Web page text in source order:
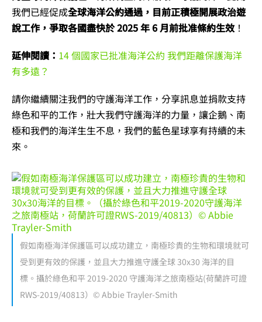
我們已經促成全球海洋公約通過，目前正積極開展政治遊
說工作，爭取各國盡快於 2025 年 6 月前批准條約生效 ！
延伸閱讀： 14 個國家已批准海洋公約 我們距離保護海洋
有多遠？
請你繼續關注我們的守護海洋工作，分享訊息並捐款支持
綠色和平的工作，壯大我們守護海洋的力量，讓企鵝、南
極和我們的海洋生生不息，我們的藍色星球享有持續的未
來。
假如南極海洋保護區可以成功建立，南極珍貴的生物和環境就可
受到更有效的保護，並且大力推進守護全球 30x30 海洋的目
標。攝於綠色和平 2019-2020 守護海洋之旅南極站(荷蘭許可證
RWS-2019/40813）© Abbie Trayler-Smith